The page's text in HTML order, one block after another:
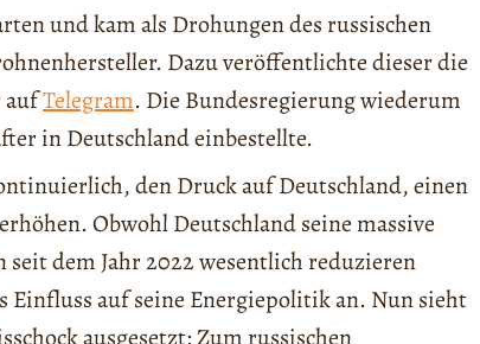
und kam als Drohungen des russischen
Dazu veröffentlichte dieser die
aufTelegram. Die Bundesregierung wiederum
in Deutschland einbestellte.
den Druck auf Deutschland, einen
Obwohl Deutschland seine massive
dem Jahr 2022 wesentlich reduzieren
Einfluss auf seine Energiepolitik an. Nun sieht